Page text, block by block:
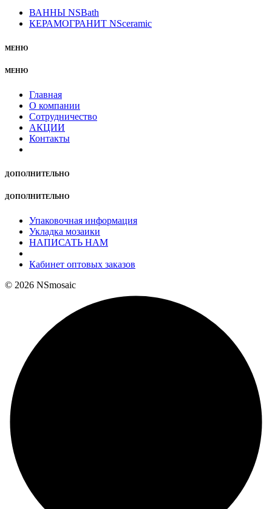
ВАННЫ NSBath
КЕРАМОГРАНИТ NSceramic
МЕНЮ
МЕНЮ
Главная
О компании
Сотрудничество
АКЦИИ
Контакты
ДОПОЛНИТЕЛЬНО
ДОПОЛНИТЕЛЬНО
Упаковочная информация
Укладка мозаики
НАПИСАТЬ НАМ
Кабинет оптовых заказов
© 2026 NSmosaic